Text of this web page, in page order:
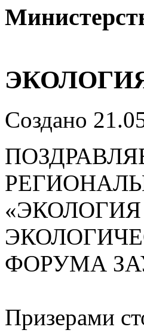
Создано
ФОРУМА
Призерами